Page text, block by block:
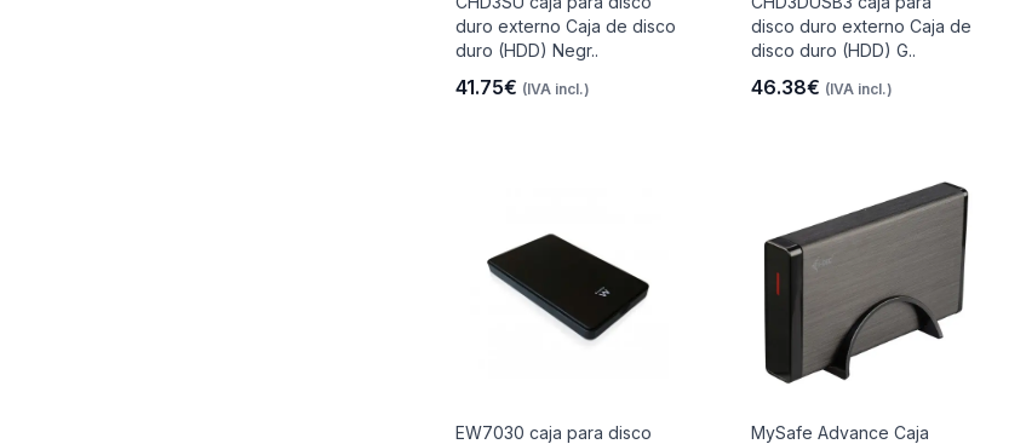
duro externo Caja de disco
duro (HDD) Negr..
41.75€ (IVA incl.)
disco duro externo Caja de
disco duro (HDD) G..
46.38€ (IVA incl.)
EW7030 caja para disco
MySafe Advance Caja